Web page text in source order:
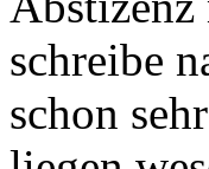
schreibe
schon